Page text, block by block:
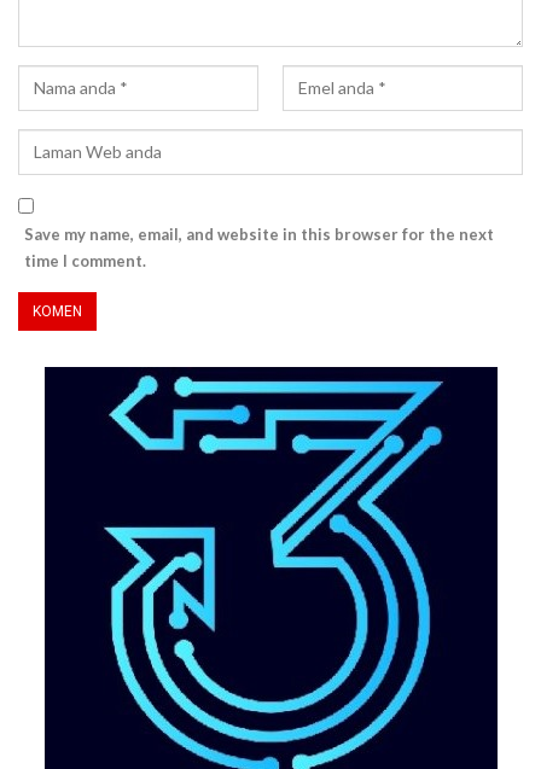
Save my name, email, and website in this browser for the next
time I comment.